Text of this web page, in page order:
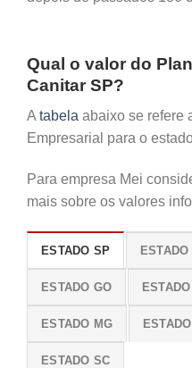
Qual o valor do
Canitar SP?
A tabela abaixo se refere
Empresarial para o
Para empresa Mei
mais sobre os valores
ESTADO SP
ESTADO GO
ESTADO MG
ESTADO SC